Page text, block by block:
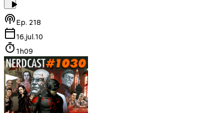
Ep. 218
16.jul.10
1h09